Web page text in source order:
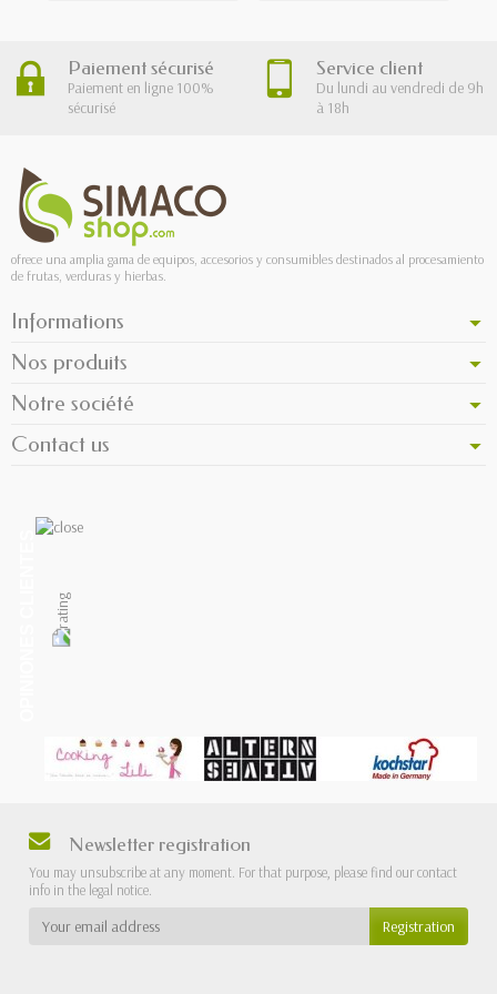
Paiement sécurisé
Paiement en ligne 100%
sécurisé
Service client
Du lundi au vendredi de 9h
à 18h
ofrece una amplia gama de equipos, accesorios y consumibles destinados al procesamiento
de frutas, verduras y hierbas.
Informations
Nos produits
Notre société
Contact us
Newsletter registration
You may unsubscribe at any moment. For that purpose, please find our contact
info in the legal notice.
Registration